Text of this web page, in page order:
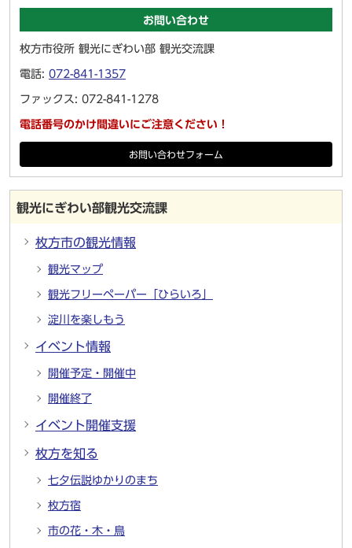
お問い合わせ
枚方市役所 観光にぎわい部 観光交流課
電話: 072-841-1357
ファックス: 072-841-1278
電話番号のかけ間違いにご注意ください！
お問い合わせフォーム
観光にぎわい部観光交流課
枚方市の観光情報
観光マップ
観光フリーペーパー「ひらいろ」
淀川を楽しもう
イベント情報
開催予定・開催中
開催終了
イベント開催支援
枚方を知る
七夕伝説ゆかりのまち
枚方宿
市の花・木・鳥